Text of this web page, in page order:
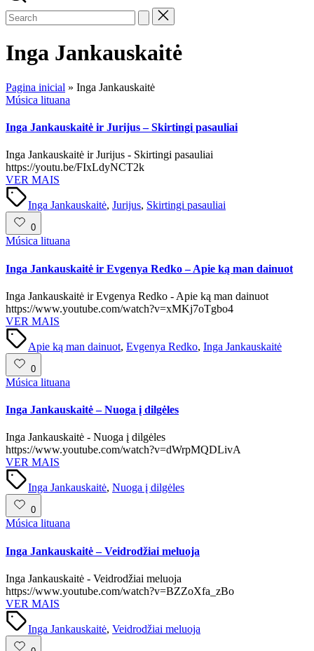
Inga Jankauskaitė
Pagina inicial » Inga Jankauskaitė
Posted
Música lituana
Inga Jankauskaitė ir Jurijus – Skirtingi pasauliai
Inga Jankauskaitė ir Jurijus - Skirtingi pasauliai
https://youtu.be/FIxLdyNCT2k
VER MAIS
Tags:
Inga Jankauskaitė, Jurijus, Skirtingi pasauliai
0
Posted
Música lituana
Inga Jankauskaitė ir Evgenya Redko – Apie ką man dainuot
Inga Jankauskaitė ir Evgenya Redko - Apie ką man dainuot
https://www.youtube.com/watch?v=xMKj7oTgbo4
VER MAIS
Tags:
Apie ką man dainuot, Evgenya Redko, Inga Jankauskaitė
0
Posted
Música lituana
Inga Jankauskaitė – Nuoga į dilgėles
Inga Jankauskaitė - Nuoga į dilgėles
https://www.youtube.com/watch?v=dWrpMQDLivA
VER MAIS
Tags:
Inga Jankauskaitė, Nuoga į dilgėles
0
Posted
Música lituana
Inga Jankauskaitė – Veidrodžiai meluoja
Inga Jankauskaitė - Veidrodžiai meluoja
https://www.youtube.com/watch?v=BZZoXfa_zBo
VER MAIS
Tags:
Inga Jankauskaitė, Veidrodžiai meluoja